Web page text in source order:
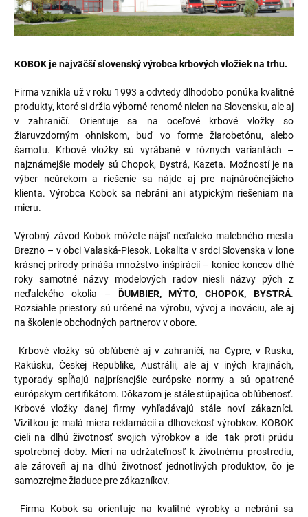
KOBOK je najväčší slovenský výrobca krbových vložiek na trhu.
Firma vznikla už v roku 1993 a odvtedy dlhodobo ponúka kvalitné
produkty, ktoré si držia výborné renomé nielen na Slovensku, ale aj
v zahraničí. Orientuje sa na oceľové krbové vložky so
žiaruvzdorným ohniskom, buď vo forme žiarobetónu, alebo
šamotu. Krbové vložky sú vyrábané v rôznych variantách –
najznámejšie modely sú Chopok, Bystrá, Kazeta. Možností je na
výber neúrekom a riešenie sa nájde aj pre najnáročnejšieho
klienta. Výrobca Kobok sa nebráni ani atypickým riešeniam na
mieru.
Výrobný závod Kobok môžete nájsť neďaleko malebného mesta
Brezno – v obci Valaská-Piesok. Lokalita v srdci Slovenska v lone
krásnej prírody prináša množstvo inšpirácií – koniec koncov dlhé
roky samotné názvy modelových radov niesli názvy pých z
neďalekého okolia – ĎUMBIER, MÝTO, CHOPOK, BYSTRÁ.
Rozsiahle priestory sú určené na výrobu, vývoj a inováciu, ale aj
na školenie obchodných partnerov v obore.
Krbové vložky sú obľúbené aj v zahraničí, na Cypre, v Rusku,
Rakúsku, Českej Republike, Austrálii, ale aj v iných krajinách,
typorady spĺňajú najprísnejšie európske normy a sú opatrené
európskym certifikátom. Dôkazom je stále stúpajúca obľúbenosť.
Krbové vložky danej firmy vyhľadávajú stále noví zákazníci.
Vizitkou je malá miera reklamácií a dlhovekosť výrobkov. KOBOK
cieli na dlhú životnosť svojich výrobkov a ide tak proti prúdu
spotrebnej doby. Mieri na udržateľnosť k životnému prostrediu,
ale zároveň aj na dlhú životnosť jednotlivých produktov, čo je
samozrejme žiaduce pre zákazníkov.
Firma Kobok sa orientuje na kvalitné výrobky a nebráni sa